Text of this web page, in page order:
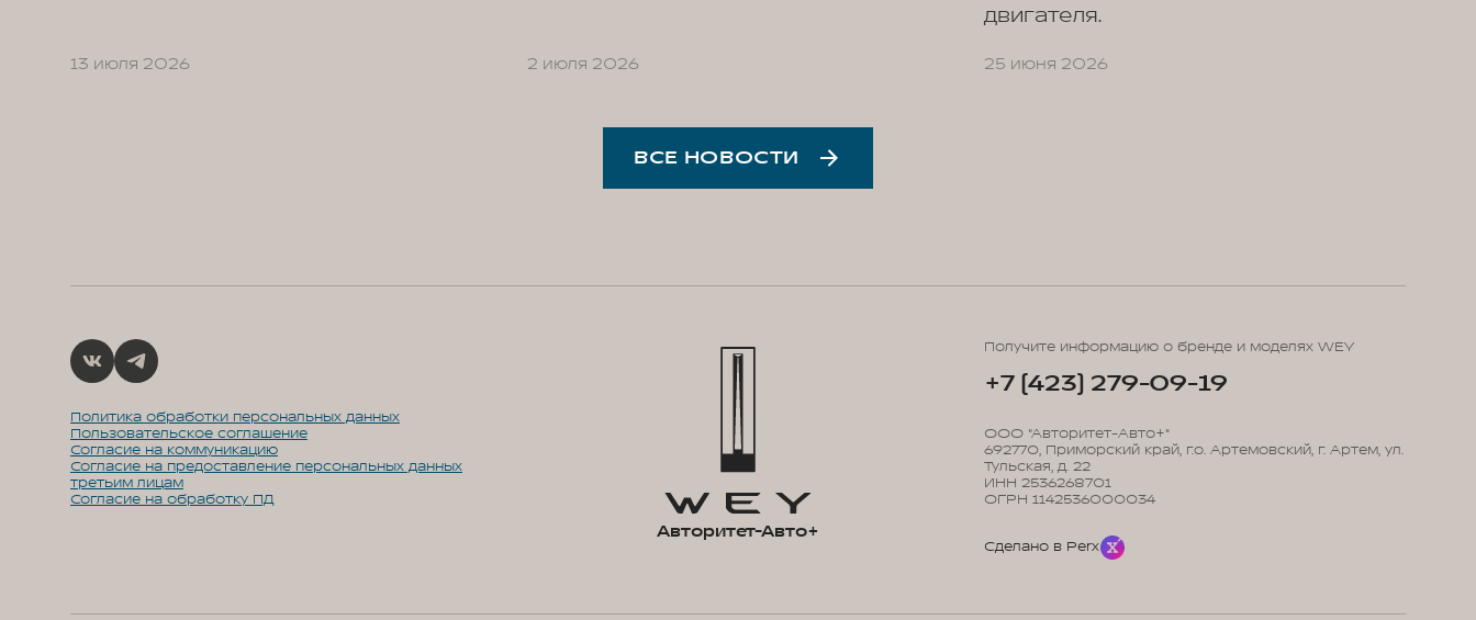
13 июля 2026 2 июля 2026
двигателя.
25 июня 2026
ВСЕ НОВОСТИ
Политика обработки персональных данных
Пользовательское соглашение
Согласие на коммуникацию
Согласие на предоставление персональных данных
третьим лицам
Согласие на обработку ПД
Авторитет-Авто+
Получите информацию о бренде и моделях WEY
+7 (423) 279-09-19
ООО "Авторитет-Авто+"
692770, Приморский край, г.о. Артемовский, г. Артем, ул.
Тульская, д. 22
ИНН 2536268701
ОГРН 1142536000034
Сделано в Perx